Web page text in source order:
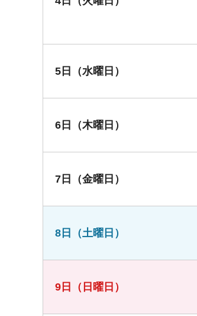
5日（水曜日）
6日（木曜日）
7日（金曜日）
8日（土曜日）
9日（日曜日）